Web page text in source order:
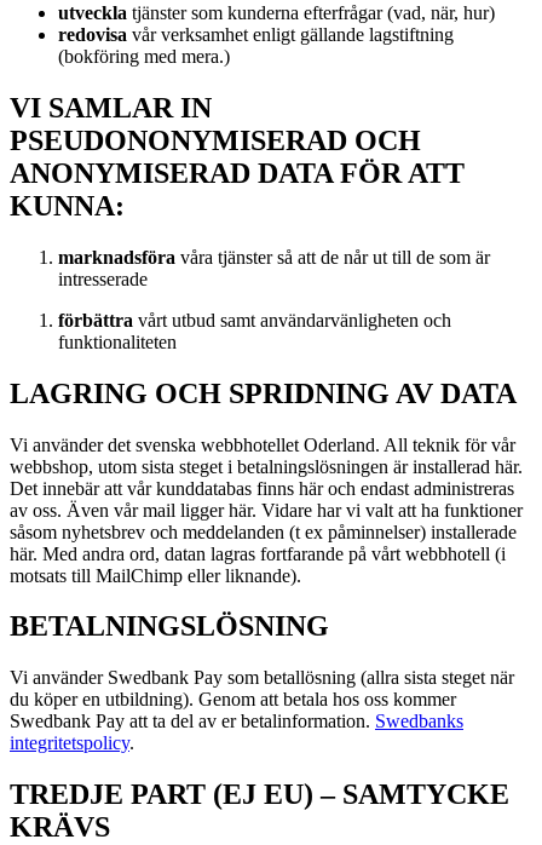
utveckla tjänster som kunderna efterfrågar (vad, när, hur)
redovisa vår verksamhet enligt gällande lagstiftning
(bokföring med mera.)
VI SAMLAR IN
PSEUDONONYMISERAD OCH
ANONYMISERAD DATA FÖR ATT
KUNNA:
marknadsföra våra tjänster så att de når ut till de som är
intresserade
förbättra vårt utbud samt användarvänligheten och
funktionaliteten
LAGRING OCH SPRIDNING AV DATA
Vi använder det svenska webbhotellet Oderland. All teknik för vår
webbshop, utom sista steget i betalningslösningen är installerad här.
Det innebär att vår kunddatabas finns här och endast administreras
av oss. Även vår mail ligger här. Vidare har vi valt att ha funktioner
såsom nyhetsbrev och meddelanden (t ex påminnelser) installerade
här. Med andra ord, datan lagras fortfarande på vårt webbhotell (i
motsats till MailChimp eller liknande).
BETALNINGSLÖSNING
Vi använder Swedbank Pay som betallösning (allra sista steget när
du köper en utbildning). Genom att betala hos oss kommer
Swedbank Pay att ta del av er betalinformation. Swedbanks
integritetspolicy.
TREDJE PART (EJ EU) – SAMTYCKE
KRÄVS